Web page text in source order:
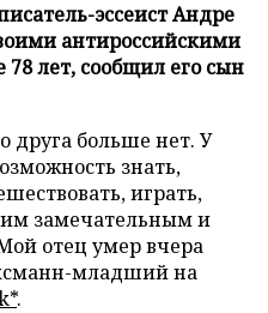
эссеист Андре
антироссийскими
78 лет, сообщил его сын
друга больше нет. У
знать,
играть,
замечательным и
отец умер вчера
младший на
.